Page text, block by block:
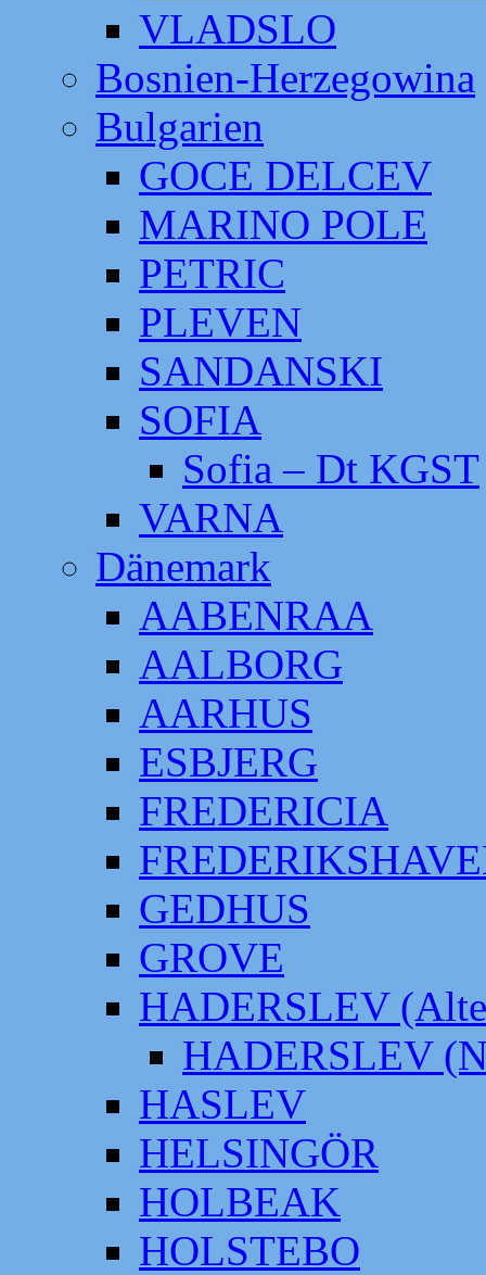
VLADSLO
Bosnien-Herzegowina
Bulgarien
GOCE DELCEV
MARINO POLE
PETRIC
PLEVEN
SANDANSKI
SOFIA
Sofia – Dt KGST
VARNA
Dänemark
AABENRAA
AALBORG
AARHUS
ESBJERG
FREDERICIA
GEDHUS
GROVE
HADERSLEV
HADERSLEV
HASLEV
HELSINGÖR
HOLBEAK
HOLSTEBO